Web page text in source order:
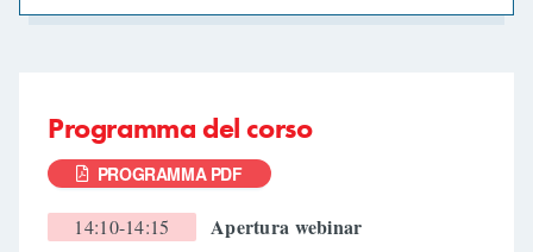
Programma del corso
PROGRAMMA PDF
14:10-14:15 Apertura webinar